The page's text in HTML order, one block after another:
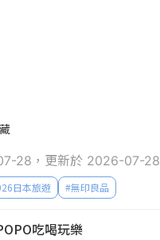
28，更新於 2026-07-28
日本旅遊 #無印良品
吃喝玩樂